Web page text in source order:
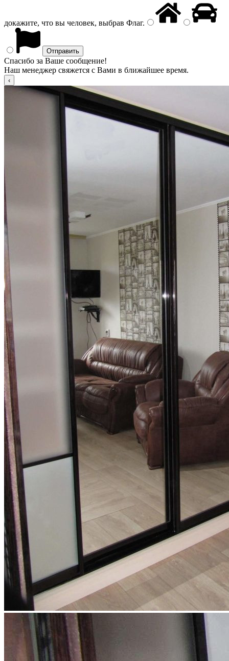
докажите, что вы человек, выбрав Флаг.
Спасибо за Ваше сообщение!
Наш менеджер свяжется с Вами в ближайшее время.